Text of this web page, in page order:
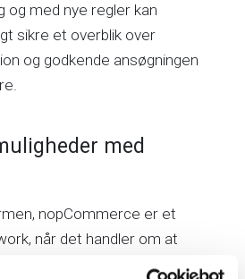
og med nye regler kan
sikre et overblik over
og godkende ansøgningen
med
nopCommerce er et
når det handler om at